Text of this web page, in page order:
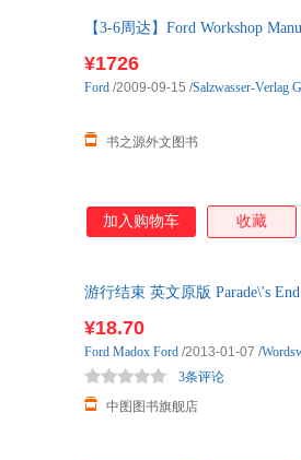
【3-6周达】Ford Workshop
¥1726
书之源外文图书
Ford /2009-09-15 /Salzwasser-Verlag
加入购物车 收藏
游行结束 英文原版 Parade\'s
¥18.70
中图图书旗舰店
3条评论
Ford Madox Ford /2013-01-07 /